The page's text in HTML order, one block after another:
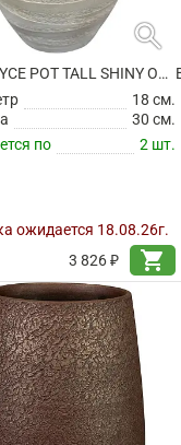
search
ВАЗА JOYCE POT TALL SHINY OLIVE
18 см.
30 см.
по
2 шт.
ожидается 18.08.26г.
3 826 ₽
shopping_cart